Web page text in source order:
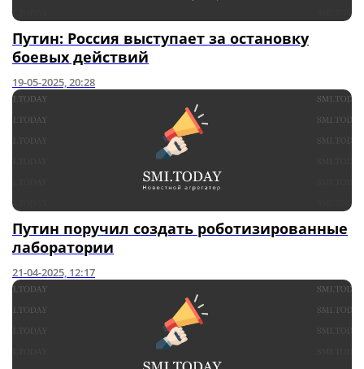
Путин: Россия выступает за остановку
боевых действий
19-05-2025, 20:28
Путин поручил создать роботизированные
лаборатории
21-04-2025, 12:17